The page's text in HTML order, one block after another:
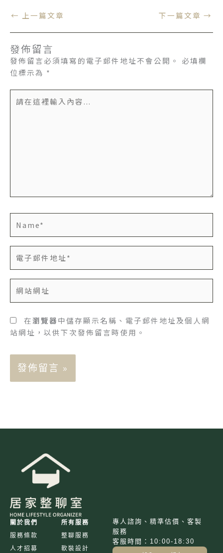
← 上一篇文章 下一篇文章 →
發佈留言
發佈留言必須填寫的電子郵件地址不會公開。
必填欄
位標示為 *
在
子
件
*
站
址
在瀏覽器中儲存顯示名稱、電子郵件地址及個人網
站網址，以供下次發佈留言時使用。
關於我們
服務條款
人才招募
所有服務
整聊服務
軟裝設計
專人諮詢、精準估價、客製
服務
客服時間：10:00-18:30